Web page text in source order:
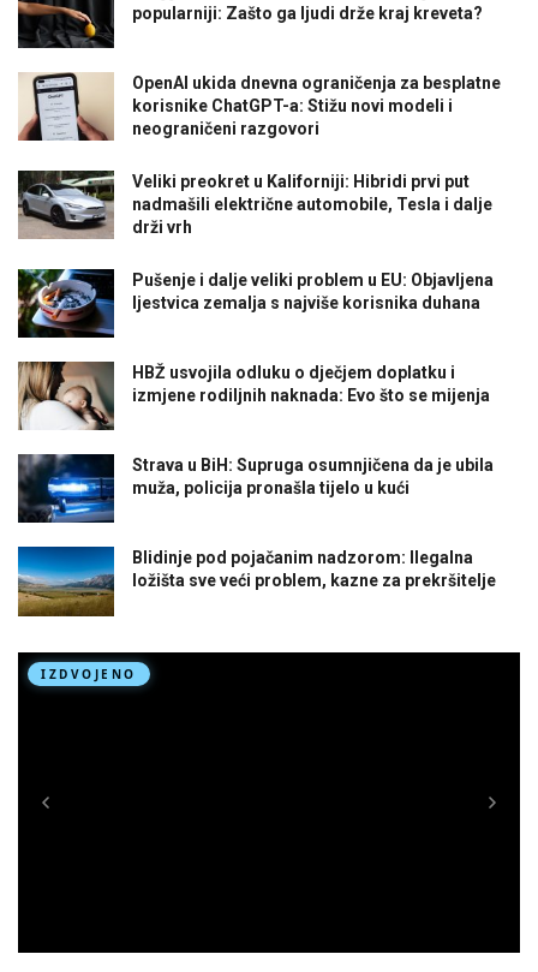
popularniji: Zašto ga ljudi drže kraj kreveta?
OpenAI ukida dnevna ograničenja za besplatne
korisnike ChatGPT-a: Stižu novi modeli i
neograničeni razgovori
Veliki preokret u Kaliforniji: Hibridi prvi put
nadmašili električne automobile, Tesla i dalje
drži vrh
Pušenje i dalje veliki problem u EU: Objavljena
ljestvica zemalja s najviše korisnika duhana
HBŽ usvojila odluku o dječjem doplatku i
izmjene rodiljnih naknada: Evo što se mijenja
Strava u BiH: Supruga osumnjičena da je ubila
muža, policija pronašla tijelo u kući
Blidinje pod pojačanim nadzorom: Ilegalna
ložišta sve veći problem, kazne za prekršitelje